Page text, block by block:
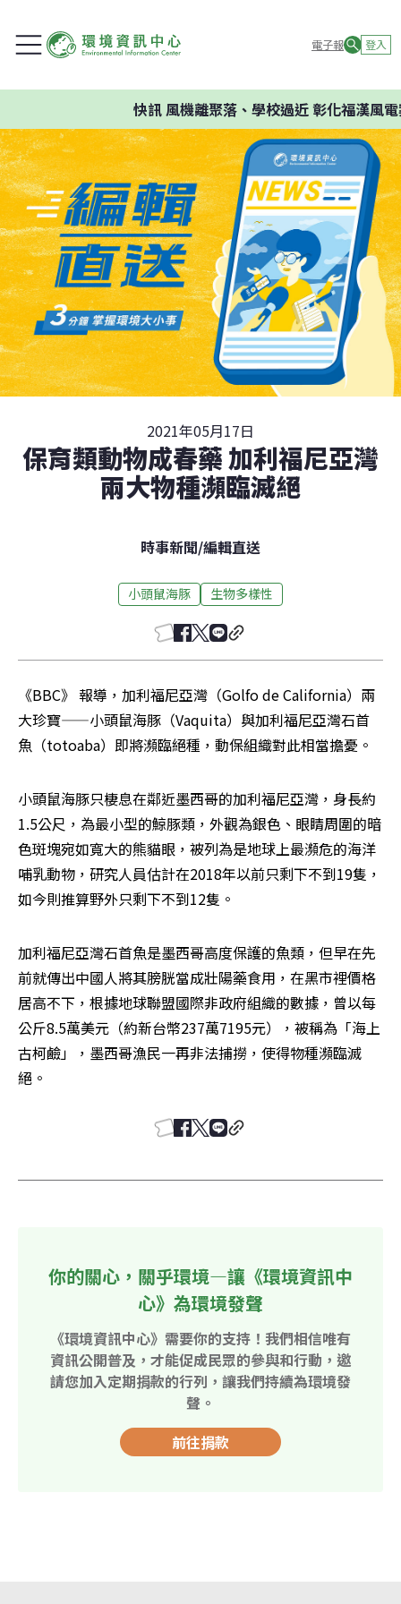
電子報 登入
快訊風機離聚落、學校過近 彰化福漢風電
2021年05月17日
保育類動物成春藥 加利福尼亞灣
兩大物種瀕臨滅絕
時事新聞/編輯直送
小頭鼠海豚 生物多樣性
《BBC》 報導，加利福尼亞灣（Golfo de California）兩
大珍寶——小頭鼠海豚（Vaquita）與加利福尼亞灣石首
魚（totoaba）即將瀕臨絕種，動保組織對此相當擔憂。
小頭鼠海豚只棲息在鄰近墨西哥的加利福尼亞灣，身長約
1.5公尺，為最小型的鯨豚類，外觀為銀色、眼睛周圍的暗
色斑塊宛如寬大的熊貓眼，被列為是地球上最瀕危的海洋
哺乳動物，研究人員估計在2018年以前只剩下不到19隻，
如今則推算野外只剩下不到12隻。
加利福尼亞灣石首魚是墨西哥高度保護的魚類，但早在先
前就傳出中國人將其膀胱當成壯陽藥食用，在黑市裡價格
居高不下，根據地球聯盟國際非政府組織的數據，曾以每
公斤8.5萬美元（約新台幣237萬7195元），被稱為「海上
古柯鹼」，墨西哥漁民一再非法捕撈，使得物種瀕臨滅
絕。
你的關心，關乎環境—讓《環境資訊中
心》為環境發聲
《環境資訊中心》需要你的支持！我們相信唯有
資訊公開普及，才能促成民眾的參與和行動，邀
請您加入定期捐款的行列，讓我們持續為環境發
聲。
前往捐款